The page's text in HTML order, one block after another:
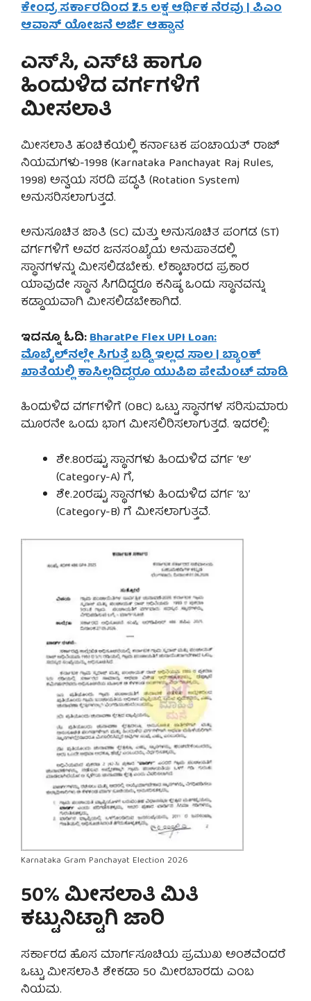
ಕೇಂದ್ರ ಸರ್ಕಾರದಿಂದ ₹2.5 ಲಕ್ಷ ಆರ್ಥಿಕ ನೆರವು | ಪಿಎಂ
ಆವಾಸ್ ಯೋಜನೆ ಅರ್ಜಿ ಆಹ್ವಾನ
ಎಸ್‌ಸಿ, ಎಸ್‌ಟಿ ಹಾಗೂ
ಹಿಂದುಳಿದ ವರ್ಗಗಳಿಗೆ
ಮೀಸಲಾತಿ
ಮೀಸಲಾತಿ ಹಂಚಿಕೆಯಲ್ಲಿ ಕರ್ನಾಟಕ ಪಂಚಾಯತ್ ರಾಜ್
ನಿಯಮಗಳು-1998 (Karnataka Panchayat Raj Rules,
1998) ಅನ್ವಯ ಸರದಿ ಪದ್ಧತಿ (Rotation System)
ಅನುಸರಿಸಲಾಗುತ್ತದೆ.
ಅನುಸೂಚಿತ ಜಾತಿ (SC) ಮತ್ತು ಅನುಸೂಚಿತ ಪಂಗಡ (ST)
ವರ್ಗಗಳಿಗೆ ಅವರ ಜನಸಂಖ್ಯೆಯ ಅನುಪಾತದಲ್ಲಿ
ಸ್ಥಾನಗಳನ್ನು ಮೀಸಲಿಡಬೇಕು. ಲೆಕ್ಕಾಚಾರದ ಪ್ರಕಾರ
ಯಾವುದೇ ಸ್ಥಾನ ಸಿಗದಿದ್ದರೂ ಕನಿಷ್ಠ ಒಂದು ಸ್ಥಾನವನ್ನು
ಕಡ್ಡಾಯವಾಗಿ ಮೀಸಲಿಡಬೇಕಾಗಿದೆ.
ಇದನ್ನೂ ಓದಿ:BharatPe Flex UPI Loan:
ಮೊಬೈಲ್‌ನಲ್ಲೇ ಸಿಗುತ್ತೆ ಬಡ್ಡಿ ಇಲ್ಲದ ಸಾಲ | ಬ್ಯಾಂಕ್
ಖಾತೆಯಲ್ಲಿ ಕಾಸಿಲ್ಲದಿದ್ದರೂ ಯುಪಿಐ ಪೇಮೆಂಟ್ ಮಾಡಿ
ಹಿಂದುಳಿದ ವರ್ಗಗಳಿಗೆ (OBC) ಒಟ್ಟು ಸ್ಥಾನಗಳ ಸರಿಸುಮಾರು
ಮೂರನೇ ಒಂದು ಭಾಗ ಮೀಸಲಿರಿಸಲಾಗುತ್ತದೆ. ಇದರಲ್ಲಿ:
ಶೇ.80ರಷ್ಟು ಸ್ಥಾನಗಳು ಹಿಂದುಳಿದ ವರ್ಗ ‘ಅ’
(Category-A) ಗೆ,
ಶೇ.20ರಷ್ಟು ಸ್ಥಾನಗಳು ಹಿಂದುಳಿದ ವರ್ಗ ‘ಬ’
(Category-B) ಗೆ ಮೀಸಲಾಗುತ್ತವೆ.
Karnataka Gram Panchayat Election 2026
50% ಮೀಸಲಾತಿ ಮಿತಿ
ಕಟ್ಟುನಿಟ್ಟಾಗಿ ಜಾರಿ
ಸರ್ಕಾರದ ಹೊಸ ಮಾರ್ಗಸೂಚಿಯ ಪ್ರಮುಖ ಅಂಶವೆಂದರೆ
ಒಟ್ಟು ಮೀಸಲಾತಿ ಶೇಕಡಾ 50 ಮೀರಬಾರದು ಎಂಬ
ನಿಯಮ.